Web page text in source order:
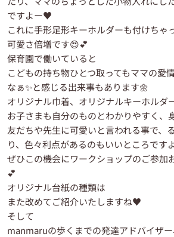
ですよー♥️
これに手形足形キーホルダーも付けちゃ
可愛さ倍増です😍💕
保育園で働いていると
こどもの持ち物ひとつ取ってもママの愛
なぁ✨と感じる出来事もあります🌼
オリジナル巾着、オリジナルキーホルダ
お子さまも自分のものとわかりやすく、
友だちや先生に可愛いと言われる事で、
り、色々利点があるのもいいところです
ぜひこの機会にワークショップのご参加
💕
オリジナル台紙の種類は
また改めてご紹介いたしますね♥️
そして
manmaruの歩くまでの発達アドバイザ